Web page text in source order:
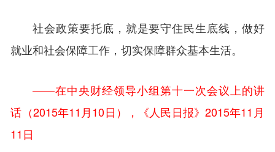
社会政策要托底，就是要守住民生底线，做好
就业和社会保障工作，切实保障群众基本生活。
——在中央财经领导小组第十一次会议上的讲
话（2015年11月10日），《人民日报》2015年11月
11日